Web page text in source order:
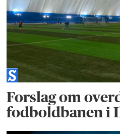
Forslag om
fodboldbanen i